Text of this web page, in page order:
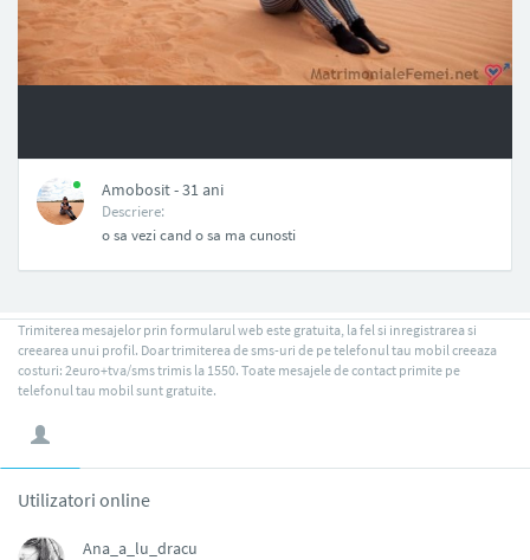
Amobosit - 31 ani
Descriere:
o sa vezi cand o sa ma cunosti
Trimiterea mesajelor prin formularul web este gratuita, la fel si inregistrarea si
creearea unui profil. Doar trimiterea de sms-uri de pe telefonul tau mobil creeaza
costuri: 2euro+tva/sms trimis la 1550. Toate mesajele de contact primite pe
telefonul tau mobil sunt gratuite.
Utilizatori online
Ana_a_lu_dracu